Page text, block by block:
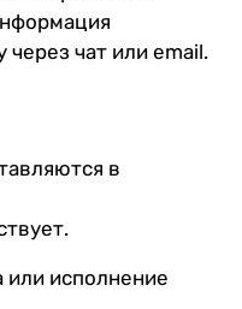
через чат или email.
в
или исполнение